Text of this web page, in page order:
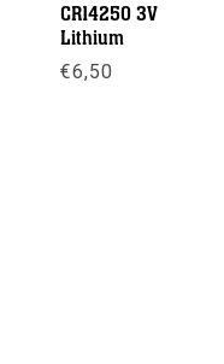
CR14250 3V
Lithium
€6,50